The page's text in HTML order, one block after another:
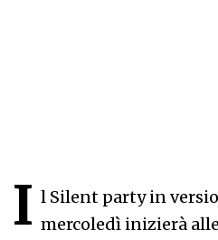
I l Silent party in
mercoledì inizierà